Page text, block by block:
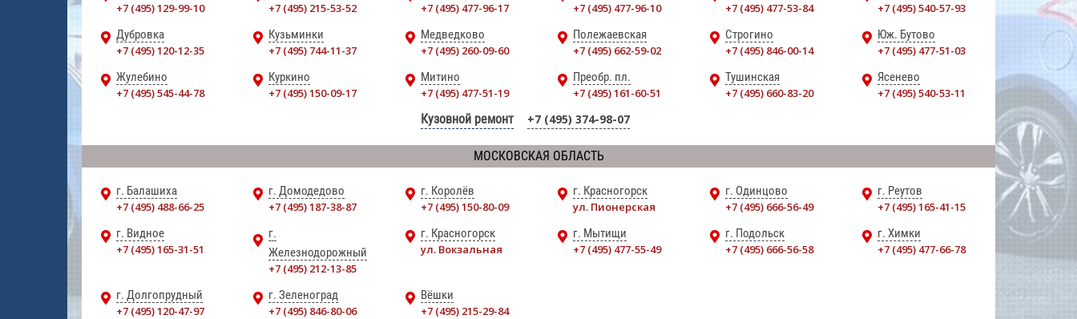
+7 (495) 129-99-10
+7 (495) 215-53-52
+7 (495) 477-96-17
+7 (495) 477-96-10
+7 (495) 477-53-84
+7 (495) 540-57-93
Дубровка
+7 (495) 120-12-35
Кузьминки
+7 (495) 744-11-37
Медведково
+7 (495) 260-09-60
Полежаевская
+7 (495) 662-59-02
Строгино
+7 (495) 846-00-14
Юж. Бутово
+7 (495) 477-51-03
Жулебино
+7 (495) 545-44-78
Куркино
+7 (495) 150-09-17
Митино
+7 (495) 477-51-19
Преобр. пл.
+7 (495) 161-60-51
Тушинская
+7 (495) 660-83-20
Ясенево
+7 (495) 540-53-11
Кузовной ремонт +7 (495) 374-98-07
МОСКОВСКАЯ ОБЛАСТЬ
г. Балашиха
+7 (495) 488-66-25
г. Домодедово
+7 (495) 187-38-87
г. Королёв
+7 (495) 150-80-09
г. Красногорск
ул. Пионерская
г. Одинцово
+7 (495) 666-56-49
г. Реутов
+7 (495) 165-41-15
г. Видное
+7 (495) 165-31-51
г.
Железнодорожный
+7 (495) 212-13-85
г. Красногорск
ул. Вокзальная
г. Мытищи
+7 (495) 477-55-49
г. Подольск
+7 (495) 666-56-58
г. Химки
+7 (495) 477-66-78
г. Долгопрудный
+7 (495) 120-47-97
г. Зеленоград
+7 (495) 846-80-06
Вёшки
+7 (495) 215-29-84